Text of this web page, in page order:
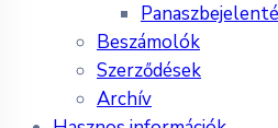
Beszámolók
Szerződések
Archív